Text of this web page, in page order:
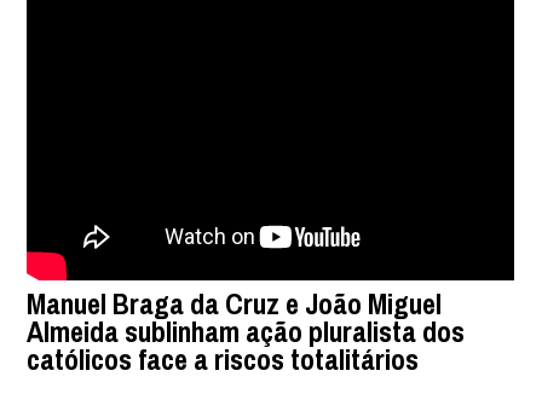
Manuel Braga da Cruz e João Miguel
Almeida sublinham ação pluralista dos
católicos face a riscos totalitários